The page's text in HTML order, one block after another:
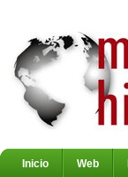
Inicio Web